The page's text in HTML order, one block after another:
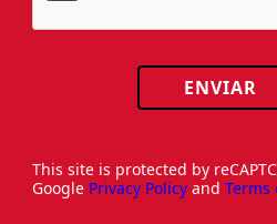
ENVIAR
This site is protected by
Google Privacy Policy and Terms